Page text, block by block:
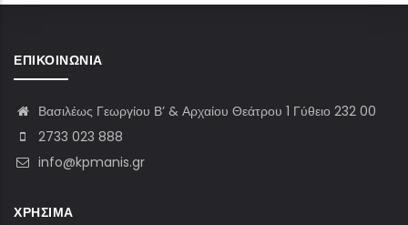
ΕΠΙΚΟΙΝΩΝΊΑ
Βασιλέως Γεωργίου Β’ & Αρχαίου Θεάτρου 1 Γύθειο 232 00
2733 023 888
info@kpmanis.gr
ΧΡΉΣΙΜΑ